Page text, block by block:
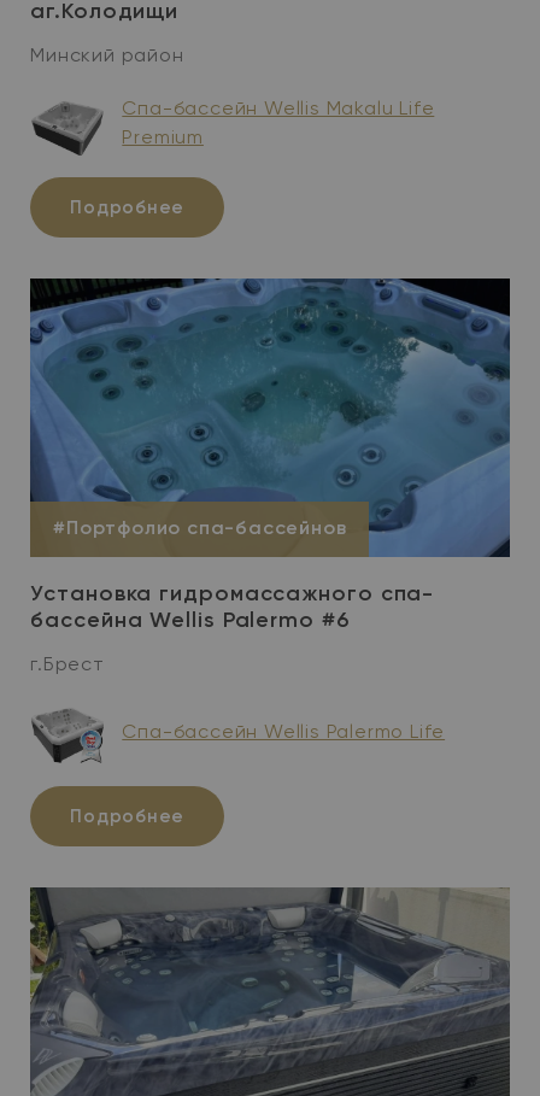
аг.Колодищи
Минский район
Спа-бассейн Wellis Makalu Life
Premium
Подробнее
#Портфолио спа-бассейнов
Установка гидромассажного спа-
бассейна Wellis Palermo #6
г.Брест
Спа-бассейн Wellis Palermo Life
Подробнее